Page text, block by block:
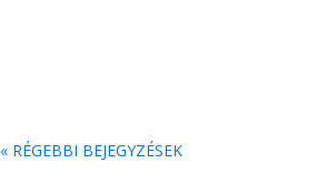
« RÉGEBBI BEJEGYZÉSEK